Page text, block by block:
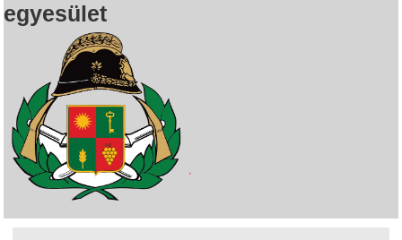
egyesület